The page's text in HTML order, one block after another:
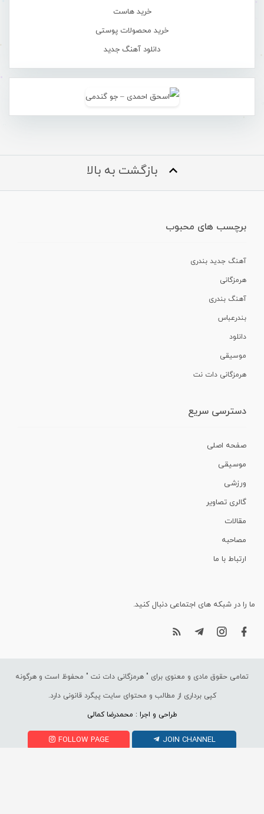
خرید هاست
خرید محصولات پوستی
دانلود آهنگ جدید
بازگشت به بالا
برچسب های محبوب
آهنگ جدید بندری
هرمزگانی
آهنگ بندری
بندرعباس
دانلود
موسیقی
هرمزگانی دات نت
دسترسی سریع
صفحه اصلی
موسیقی
ورزشی
گالری تصاویر
مقالات
مصاحبه
ارتباط با ما
ما را در شبکه های اجتماعی دنبال کنید.
تمامی حقوق مادی و معنوی برای " هرمزگانی دات نت " محفوظ است و هرگونه
کپی برداری از مطالب و محتوای سایت پیگرد قانونی دارد.
طراحی و اجرا : محمدرضا کمالی
FOLLOW PAGE JOIN CHANNEL